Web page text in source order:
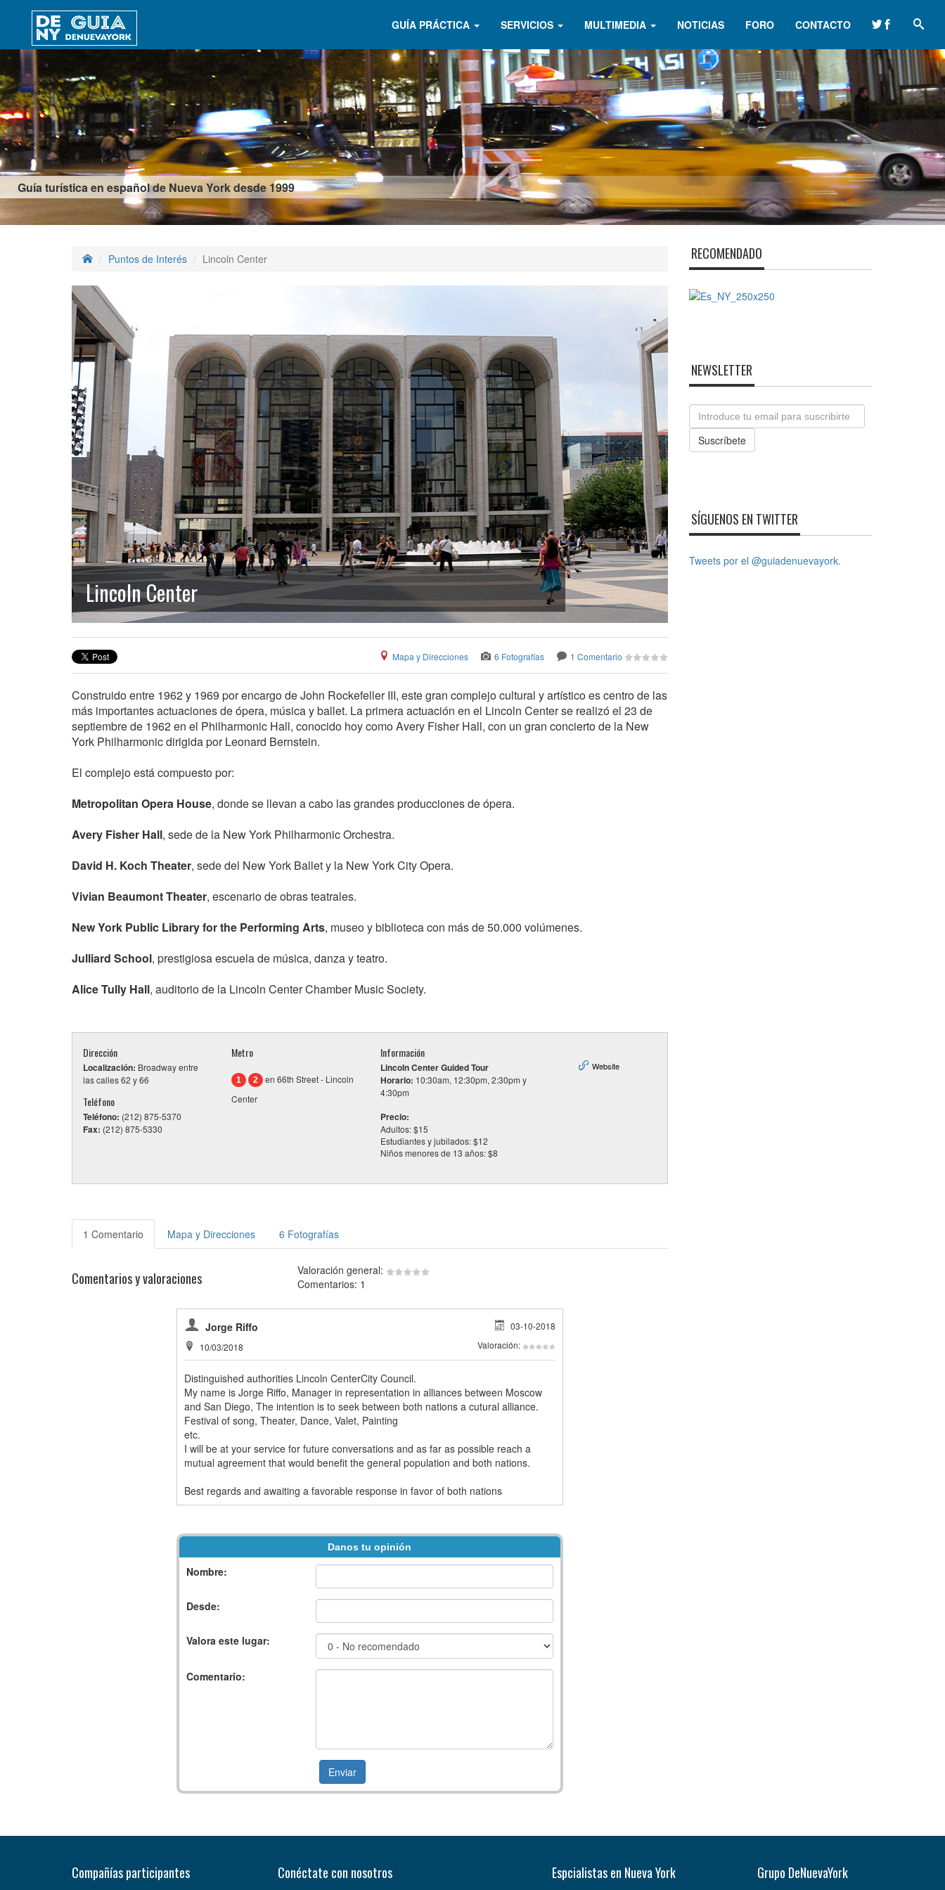
Guía turística en español de Nueva York desde 1999
GUÍA PRÁCTICA SERVICIOS MULTIMEDIA NOTICIAS FORO CONTACTO
Puntos de Interés Lincoln Center
Lincoln Center
1 Comentario
6 Fotografías
Mapa y Direcciones
Construido entre 1962 y 1969 por encargo de John Rockefeller III, este gran complejo cultural y artístico es centro de las
más importantes actuaciones de ópera, música y ballet. La primera actuación en el Lincoln Center se realizó el 23 de
septiembre de 1962 en el Philharmonic Hall, conocido hoy como Avery Fisher Hall, con un gran concierto de la New
York Philharmonic dirigida por Leonard Bernstein.
El complejo está compuesto por:
Metropolitan Opera House, donde se llevan a cabo las grandes producciones de ópera.
Avery Fisher Hall, sede de la New York Philharmonic Orchestra.
David H. Koch Theater, sede del New York Ballet y la New York City Opera.
Vivian Beaumont Theater, escenario de obras teatrales.
New York Public Library for the Performing Arts, museo y biblioteca con más de 50.000 volúmenes.
Julliard School, prestigiosa escuela de música, danza y teatro.
Alice Tully Hall, auditorio de la Lincoln Center Chamber Music Society.
Dirección
Localización: Broadway entre
las calles 62 y 66
Teléfono
Teléfono: (212) 875-5370
Fax: (212) 875-5330
Metro
1 2
en 66th Street - Lincoln
Center
Información
Lincoln Center Guided Tour
Horario: 10:30am, 12:30pm, 2:30pm y
4:30pm
Precio:
Adultos: $15
Estudiantes y jubilados: $12
Niños menores de 13 años: $8
Website
1 Comentario Mapa y Direcciones 6 Fotografías
Comentarios y valoraciones
Valoración general:
Comentarios: 1
Jorge Riffo
10/03/2018
03-10-2018
Valoración:
Distinguished authorities Lincoln CenterCity Council.
My name is Jorge Riffo, Manager in representation in alliances between Moscow
and San Diego, The intention is to seek between both nations a cutural alliance.
Festival of song, Theater, Dance, Valet, Painting
etc.
I will be at your service for future conversations and as far as possible reach a
mutual agreement that would benefit the general population and both nations.
Best regards and awaiting a favorable response in favor of both nations
Danos tu opinión
Nombre:
Desde:
Valora este lugar:
Comentario:
RECOMENDADO
NEWSLETTER
Email
Suscríbete
SÍGUENOS EN TWITTER
Tweets por el @guiadenuevayork.
Compañías participantes Conéctate con nosotros Espcialistas en Nueva York Grupo DeNuevaYork